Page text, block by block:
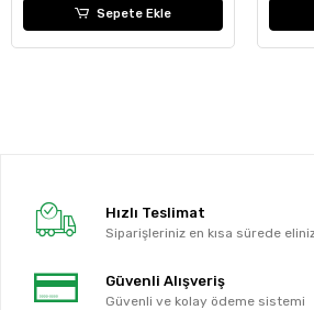
Sepete Ekle
Hızlı Teslimat
Siparişleriniz en kısa sürede
Güvenli Alışveriş
Güvenli ve kolay ödeme sistemi